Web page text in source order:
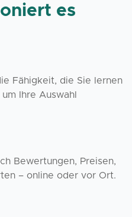
es
Fähigkeit, die Sie lernen
Ihre Auswahl
Bewertungen, Preisen,
– online oder vor Ort.